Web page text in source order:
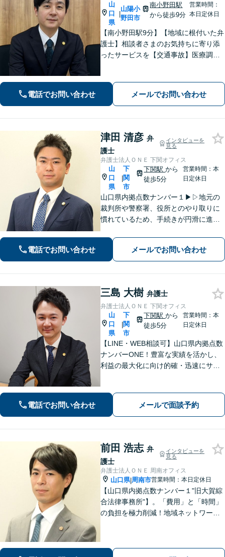
山
口
県
|
山陽小
野田市
南小野田駅
から徒歩9分
営業時間：
本日定休日
【南小野田駅9分】【地域に根付いた弁
護士】相談者さまのお気持ちに寄り添
ったサービスを【交通事故】医療調査
実調査と判例をリサーチし、不公平感
のない相続を実現【WEB面談】
電話でお問い合わせ メールでお問い合わせ
津田 清彦 弁
護士
インタビューを
見る
弁護士法人ＯＮＥ 下関オフィス
山
口
県
|
下
関
市
下関駅から
徒歩5分
営業時間：本
日定休日
山口県内拠点数ナンバー１▶︎▷地元の
裁判所や警察署、役所とのやり取りに
慣れているため、手続きが円滑に進み
ことで、仕事帰りや急な事態でも相談
に行きやすくなります。法律トラブル
は「地域密着」の当事務所にご相談く
ださい。
電話でお問い合わせ メールでお問い合わせ
三島 大樹 弁護士
弁護士法人ＯＮＥ 下関オフィス
山
口
県
|
下
関
市
下関駅から
徒歩5分
営業時間：本
日定休日
【LINE・WEB相談可】山口県内拠点数
ナンバーONE！豊富な実績を活かし、
利益の最大化に向け的確・迅速にサポ
問題／交通事故等、あなたの味方とし
て尽力します【完全個室】【下関駅5
電話でお問い合わせ メールで面談予約
前田 浩志 弁
護士
インタビューを
見る
弁護士法人ＯＮＥ 周南オフィス
山口県|周南市営業時間：本日定休日
【山口県内拠点数ナンバー１"旧大賀綜
合法律事務所"】。「費用」と「時間」
の負担を極力削減！地域ネットワーク